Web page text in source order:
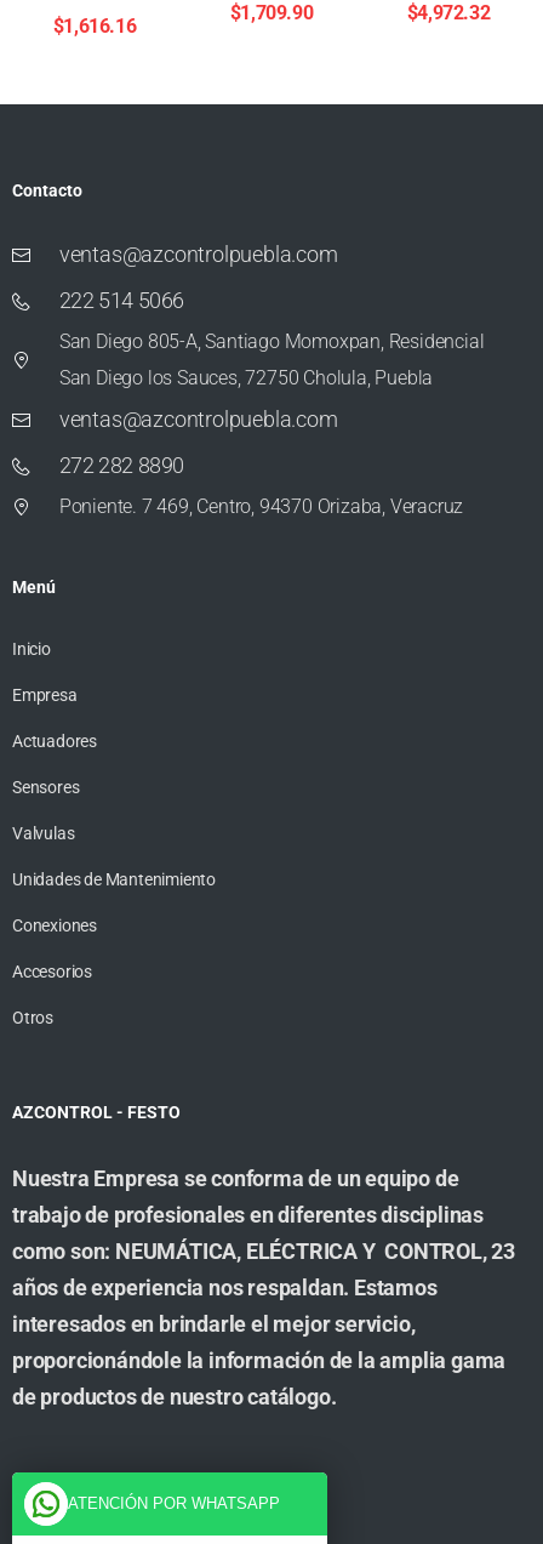
$1,616.16
$1,709.90 $4,972.32
Contacto
ventas@azcontrolpuebla.com
222 514 5066
San Diego 805-A, Santiago Momoxpan, Residencial
San Diego los Sauces, 72750 Cholula, Puebla
ventas@azcontrolpuebla.com
272 282 8890
Poniente. 7 469, Centro, 94370 Orizaba, Veracruz
Menú
Inicio
Empresa
Actuadores
Sensores
Valvulas
Unidades de Mantenimiento
Conexiones
Accesorios
Otros
AZCONTROL - FESTO
Nuestra Empresa se conforma de un equipo de
trabajo de profesionales en diferentes disciplinas
como son: NEUMÁTICA, ELÉCTRICA Y CONTROL, 23
años de experiencia nos respaldan. Estamos
interesados en brindarle el mejor servicio,
proporcionándole la información de la amplia gama
de productos de nuestro catálogo.
CuentaATENCIÓN POR WHATSAPP